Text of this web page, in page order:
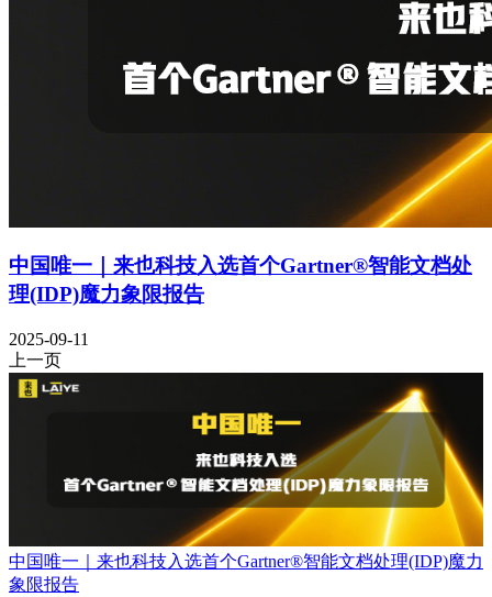
中国唯一｜来也科技入选首个Gartner®智能文档处
理(IDP)魔力象限报告
2025-09-11
上一页
中国唯一｜来也科技入选首个Gartner®智能文档处理(IDP)魔力
象限报告